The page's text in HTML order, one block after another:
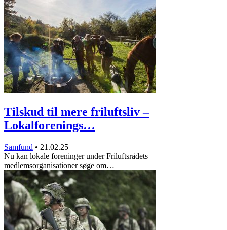
Tilskud til mere friluftsliv –
Lokalforenings…
Samfund • 21.02.25
Nu kan lokale foreninger under Friluftsrådets
medlemsorganisationer søge om…